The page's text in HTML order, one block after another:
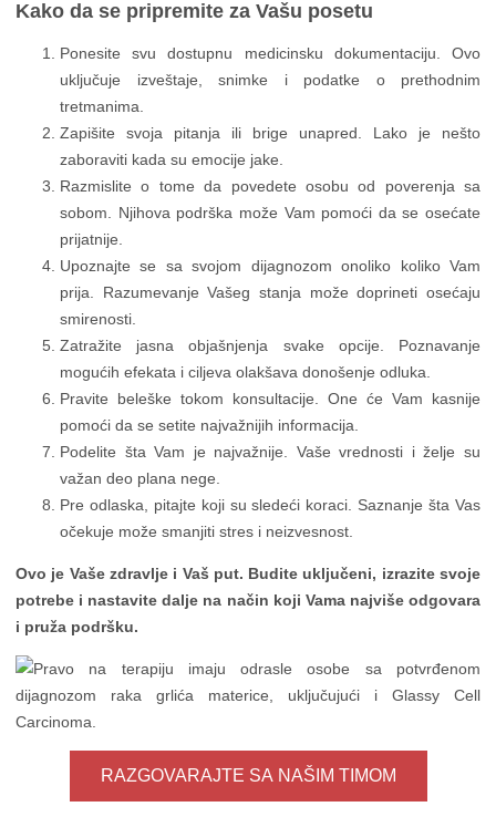
Kako da se pripremite za Vašu posetu
Ponesite svu dostupnu medicinsku dokumentaciju. Ovo
uključuje izveštaje, snimke i podatke o prethodnim
tretmanima.
Zapišite svoja pitanja ili brige unapred. Lako je nešto
zaboraviti kada su emocije jake.
Razmislite o tome da povedete osobu od poverenja sa
sobom. Njihova podrška može Vam pomoći da se osećate
prijatnije.
Upoznajte se sa svojom dijagnozom onoliko koliko Vam
prija. Razumevanje Vašeg stanja može doprineti osećaju
smirenosti.
Zatražite jasna objašnjenja svake opcije. Poznavanje
mogućih efekata i ciljeva olakšava donošenje odluka.
Pravite beleške tokom konsultacije. One će Vam kasnije
pomoći da se setite najvažnijih informacija.
Podelite šta Vam je najvažnije. Vaše vrednosti i želje su
važan deo plana nege.
Pre odlaska, pitajte koji su sledeći koraci. Saznanje šta Vas
očekuje može smanjiti stres i neizvesnost.
Ovo je Vaše zdravlje i Vaš put. Budite uključeni, izrazite svoje
potrebe i nastavite dalje na način koji Vama najviše odgovara
i pruža podršku.
RAZGOVARAJTE SA NAŠIM TIMOM